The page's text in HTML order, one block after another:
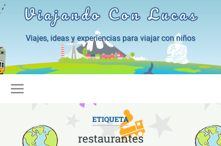
Viajando Con Lucas
Viajes, ideas y experiencias para viajar con niños
ETIQUETA
restaurantes